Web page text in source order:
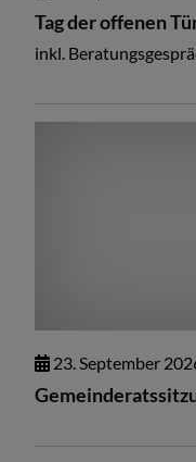
Tag der offenen
inkl.
23.September